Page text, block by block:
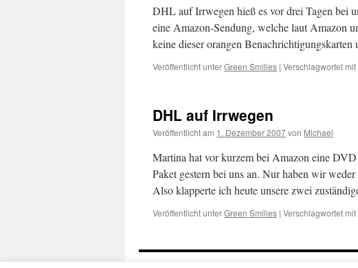
DHL auf Irrwegen hieß es vor drei Tagen bei
eine Amazon-Sendung, welche laut Amazon
keine dieser orangen
Veröffentlicht unterGreen Smilies | Verschlagwortet mit
DHL auf Irrwegen
Veröffentlicht am 1. Dezember 2007von Michael
Martina hat vor kurzem bei Amazon eine
Paket gestern bei uns an. Nur haben wir
Also klapperte ich heute unsere zwei
Veröffentlicht unterGreen Smilies | Verschlagwortet mit